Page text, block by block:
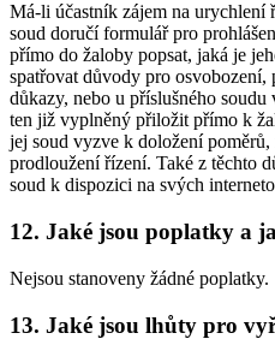
Má-li účastník zájem na urychlení
soud doručí formulář pro
přímo do žaloby popsat, jaká je
spatřovat důvody pro
důkazy, nebo u příslušného
ten již vyplněný přiložit přímo k
jej soud vyzve k doložení
prodloužení řízení. Také z těchto
soud k dispozici na svých
12. Jaké jsou poplatky a
Nejsou stanoveny žádné poplatky.
13. Jaké jsou lhůty pro